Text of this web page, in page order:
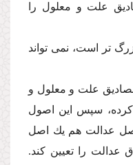
علت و معلول را
تر است، نمى تواند
مصادیق علت و معلول و
سپس این اصول
اصل عدالت هم یك اصل
عدالت را تعیین كند.